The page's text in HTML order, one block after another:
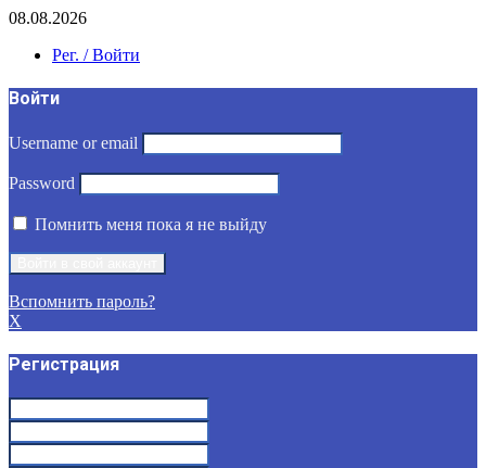
08.08.2026
Рег. / Войти
Войти
Username or email
Password
Помнить меня пока я не выйду
Вспомнить пароль?
X
Регистрация